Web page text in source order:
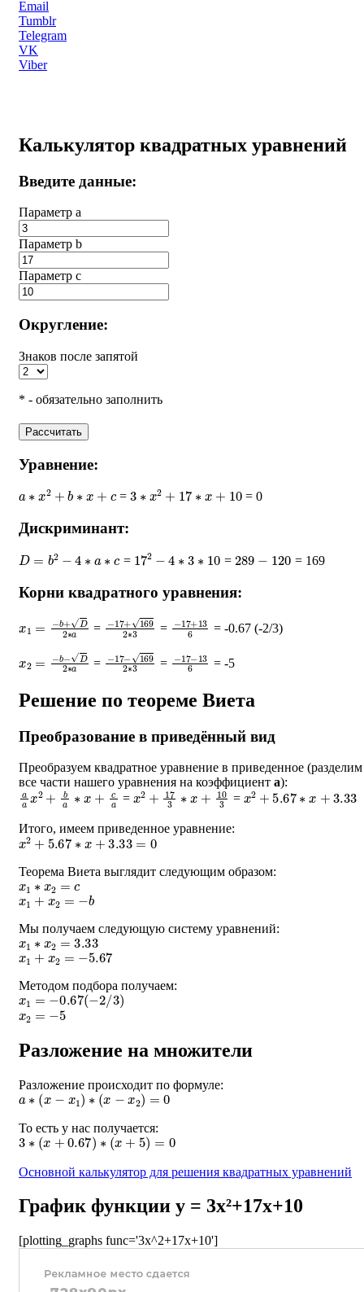
Email
Tumblr
Telegram
VK
Viber
Калькулятор квадратных уравнений
Введите данные:
Параметр a
Параметр b
Параметр с
Округление:
Знаков после запятой
* - обязательно заполнить
Рассчитать
Уравнение:
2 b ∗ = 3 2 + 17 ∗ 10 = 0
Дискриминант:
D= 2− a = 172 ∗ 3∗ 10 = 289 120 = 169
Корни квадратного уравнения:
b+D2∗ = −17+169 ∗3
= −17+13 = -0.67 (-2/3)
− D2∗ = 17 −169 3
= 17 −13 = -5
Решение по теореме Виета
Преобразование в приведённый вид
Преобразуем квадратное уравнение в приведенное (разделим
все части нашего уравнения на коэффициент a):
aax2+ba∗x+ca = x2+173 ∗x+103 = x2+5.67∗ 3.33
Итого, имеем приведенное уравнение:
x2+5.67∗x+3.33=0
Теорема Виета выглядит следующим образом:
x1∗x2= c
x1 + x2 =− b
Мы получаем следующую систему уравнений:
x1∗x2= 3.33
x1 + x2 =− 5.67
Методом подбора получаем:
x1=−0.67(−2/3)
x2
Разложение на множители
Разложение происходит по формуле:
a ∗(x−x1)∗ (x−x2)=0
То есть у нас получается:
3∗(x+0.67)∗(x+ 5)=0
Основной калькулятор для решения квадратных уравнений
График функции y = 3x²+17x+10
[plotting_graphs func='3x^2+17x+10']